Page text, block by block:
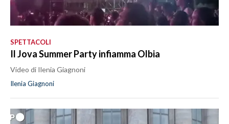
SPETTACOLI
Il Jova Summer Party infiamma Olbia
Video di Ilenia Giagnoni
Ilenia Giagnoni